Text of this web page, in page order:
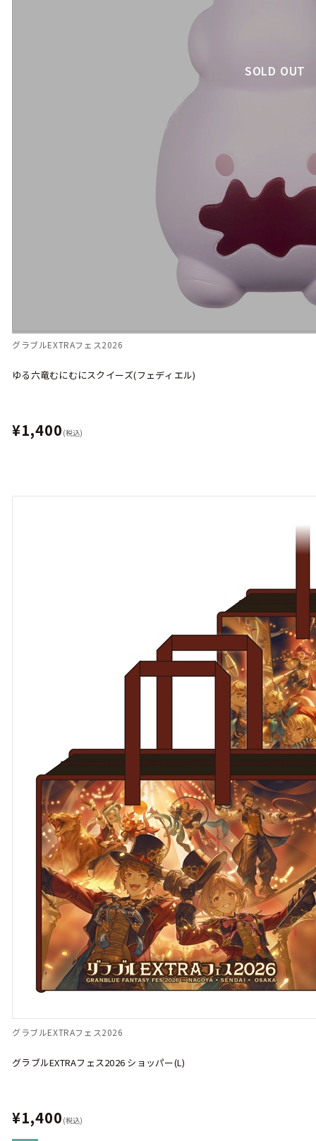
SOLD OUT
グラブルEXTRAフェス2026
ゆる六竜むにむにスクイーズ(フェディエル)
¥1,400 (税込)
グラブルEXTRAフェス2026
グラブルEXTRAフェス2026 ショッパー(L)
¥1,400 (税込)